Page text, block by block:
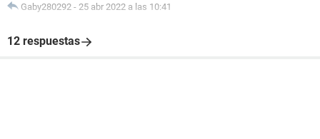
Gaby280292 - 25 abr 2022 a las 10:41
12 respuestas